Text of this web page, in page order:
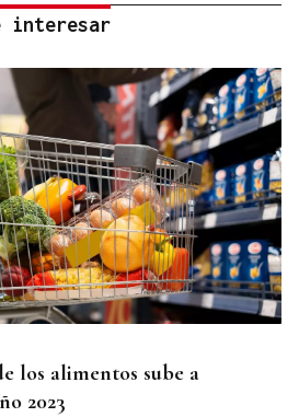
interesar
los alimentos sube a
2023